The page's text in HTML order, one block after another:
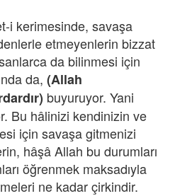
i kerimesinde, savaşa
etmeyenlerin bizzat
da bilinmesi için
da, (Allah
buyuruyor. Yani
Bu hâlinizi kendinizin ve
için savaşa gitmenizi
hâşâ Allah bu durumları
öğrenmek maksadıyla
ne kadar çirkindir.